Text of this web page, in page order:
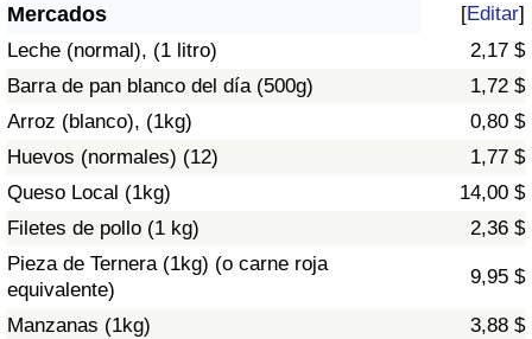
Mercados [Editar]
Leche (normal), (1 litro)
2,17 $
Barra de pan blanco del día (500g)
1,72 $
Arroz (blanco), (1kg)
0,80 $
Huevos (normales) (12)
1,77 $
Queso Local (1kg)
14,00 $
Filetes de pollo (1 kg)
2,36 $
Pieza de Ternera (1kg) (o carne roja
equivalente)
9,95 $
Manzanas (1kg)
3,88 $
Índice de criminalidad por país
Sanidad
Índice de Sanidad (Actual)
Índice de Sanidad
Índice de Sanidad por País
Contaminación